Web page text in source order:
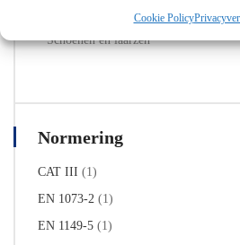
Cookie Policy
Schoenen en laarzen
Normering
CAT III (1)
EN 1073-2 (1)
EN 1149-5 (1)